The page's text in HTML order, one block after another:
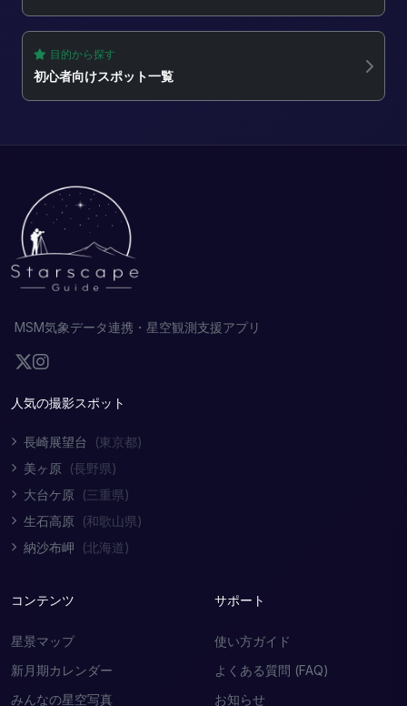
目的から探す
初心者向けスポット一覧
MSM気象データ連携・星空観測支援アプリ
人気の撮影スポット
長崎展望台
(東京都)
美ヶ原 (長野県)
大台ケ原 (三重県)
生石高原 (和歌山県)
納沙布岬
(北海道)
コンテンツ
星景マップ
新月期カレンダー
みんなの星空写真
サポート
使い方ガイド
よくある質問 (FAQ)
お知らせ